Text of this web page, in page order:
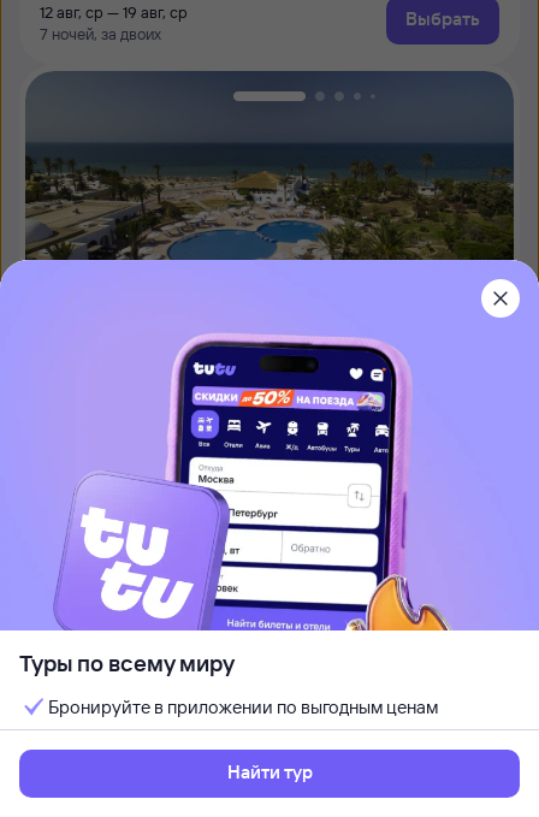
12 авг, ср — 19 авг, ср
7 ночей, за двоих
Выбрать
Shems Holiday Village
Монастир, Тунис
Песчаный пляж Отдых с детьми
Кондиционер
Идеально для отдыха парой
Кешбэк до 7%
от153 ⁠800 ⁠₽
10 авг, пн — 16 авг, вс
6 ночей, за двоих
Рекомендуем
Туры по всему миру
Бронируйте в приложении по выгодным ценам
Найти тур